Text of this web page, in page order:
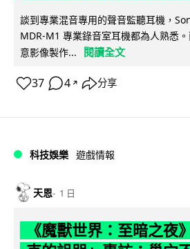
談到專業混音專用的聲音監聽耳機，
MDR-M1 專業錄音室耳機都為人熟悉
意影像製作...
閱讀全文
37 4 ↗ 分享
科技娛樂 遊戲情報
天恩 1 日
《魔獸世界：至暗之夜